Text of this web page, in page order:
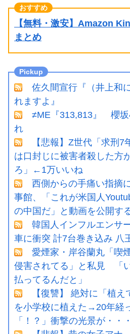
【無料・激安】Amazon
まとめ
佐久間宣行『（井上和
れますよ』
≠ME『313,813』 櫻
れ
【悲報】Z世代「求刑
は口封じに被害者殺した方
ろ」←1万いいね
西側からの手痛い指摘
事館、「これが米国人
の中国だ」と動画を公開
韓国人インフルエンサ
車に衝突 計7台巻き込み 八
愛煙家・岸谷蘭丸「喫
侵害されてる」と私見 「
払ってるんだと」
【復讐】 絶対に「植え
を小学校に植えた→20年経
「！？」衝撃の光景が・・・